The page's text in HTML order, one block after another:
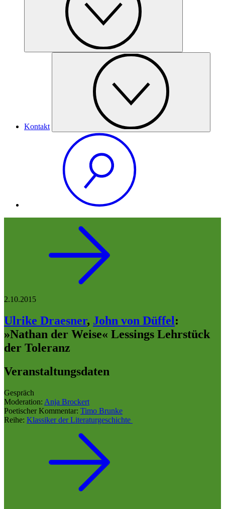
Kontakt
2.10.2015
Ulrike Draesner, John von Düffel:
»Nathan der Weise« Lessings Lehrstück
der Toleranz
Veranstaltungsdaten
Gespräch
Moderation: Anja Brockert
Poetischer Kommentar: Timo Brunke
Reihe: Klassiker der Literaturgeschichte